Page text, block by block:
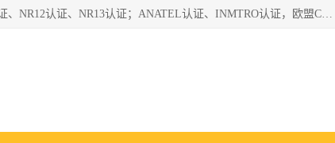
*是一家的测试、评估、检查与认机构，主要从事巴西NR10认证、NR12认证、NR13认证；ANATEL认证、INMTRO认证，欧盟CE认证：MD认证，PED认证，MID认证，ATEX认证，德国蓝色天使认证。